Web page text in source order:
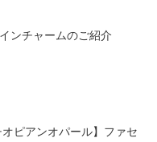
ンチャームのご紹介
ピアンオパール】ファセ